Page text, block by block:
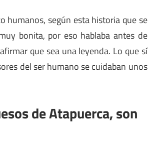
humanos, según esta historia que se
bonita, por eso hablaba antes de
que sea una leyenda. Lo que sí
del ser humano se cuidaban unos
de Atapuerca, son